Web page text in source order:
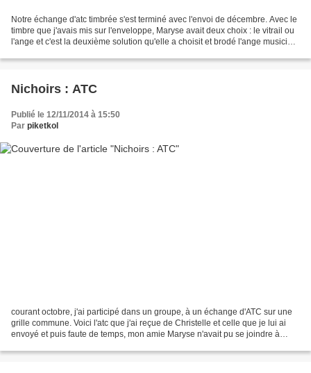
Notre échange d'atc timbrée s'est terminé avec l'envoi de décembre. Avec le
timbre que j'avais mis sur l'enveloppe, Maryse avait deux choix : le vitrail ou
l'ange et c'est la deuxième solution qu'elle a choisit et brodé l'ange musicien
Nichoirs : ATC
Publié le 12/11/2014 à 15:50
Par piketkol
courant octobre, j'ai participé dans un groupe, à un échange d'ATC sur une
grille commune. Voici l'atc que j'ai reçue de Christelle et celle que je lui ai
envoyé et puis faute de temps, mon amie Maryse n'avait pu se joindre à